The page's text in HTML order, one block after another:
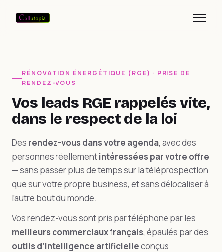
RÉNOVATION ÉNERGÉTIQUE (RGE) · PRISE DE
RENDEZ-VOUS
Vos leads RGE rappelés vite,
dans le respect de la loi
Des rendez-vous dans votre agenda, avec des
personnes réellementintéressées par votre offre
— sans passer plus de temps sur la téléprospection
que sur votre propre business, et sans délocaliser à
l’autre bout du monde.
Vos rendez-vous sont pris par téléphone par les
meilleurs commerciaux français, épaulés par des
outils d’intelligence artificielleconçus